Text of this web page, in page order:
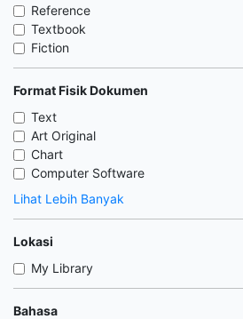
Reference
Textbook
Fiction
Format Fisik Dokumen
Text
Art Original
Chart
Computer Software
Lihat Lebih Banyak
Lokasi
My Library
Bahasa